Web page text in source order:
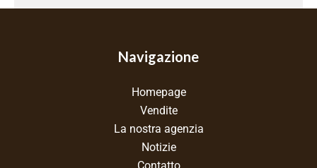
Navigazione
Homepage
Vendite
La nostra agenzia
Notizie